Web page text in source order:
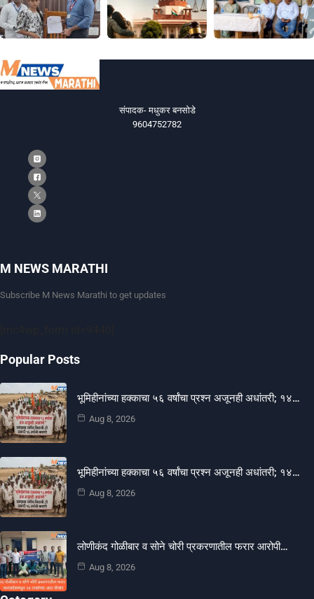
संपादक- मधुकर बनसोडे
9604752782
M NEWS MARATHI
Subscribe M News Marathi to get updates
Popular Posts
भूमिहीनांच्या हक्काचा ५६ वर्षांचा प्रश्न अजूनही अधांतरी; १४…
Aug 8, 2026
भूमिहीनांच्या हक्काचा ५६ वर्षांचा प्रश्न अजूनही अधांतरी; १४…
Aug 8, 2026
लोणीकंद गोळीबार व सोने चोरी प्रकरणातील फरार आरोपी…
Aug 8, 2026